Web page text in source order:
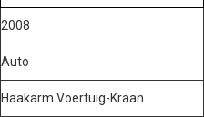
2008
Auto
Haakarm Voertuig-Kraan